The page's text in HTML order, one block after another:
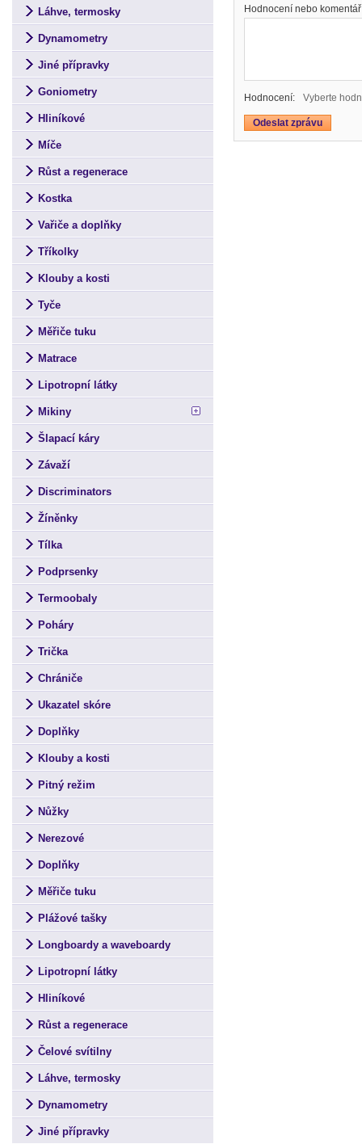
Hodnocení nebo komentář
Hodnocení: Vyberte
Láhve, termosky
Dynamometry
Jiné přípravky
Goniometry
Hliníkové
Míče
Růst a regenerace
Kostka
Vařiče a doplňky
Tříkolky
Klouby a kosti
Tyče
Měřiče tuku
Matrace
Lipotropní látky
Mikiny
Šlapací káry
Závaží
Discriminators
Žíněnky
Tílka
Podprsenky
Termoobaly
Poháry
Trička
Chrániče
Ukazatel skóre
Doplňky
Klouby a kosti
Pitný režim
Nůžky
Nerezové
Doplňky
Měřiče tuku
Plážové tašky
Longboardy a waveboardy
Lipotropní látky
Hliníkové
Růst a regenerace
Čelové svítilny
Láhve, termosky
Dynamometry
Jiné přípravky